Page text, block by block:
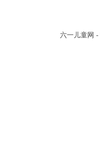
六一儿童网 -